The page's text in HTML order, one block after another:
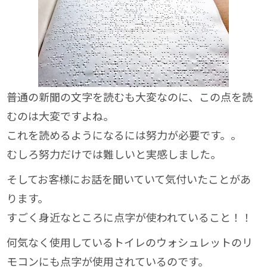
普通の新聞の文字を読むも大変なのに、この点を読
むのは大変ですよね。
これを読めるようになるには努力が必要です。。
むしろ努力だけでは難しいと実感しました。
そしてお客様にお話を聞いていて気付いたことがあ
ります。
すごく身近なところに点字が使われていること！！
何気なく使用しているトイレのウォシュレットのリ
モコンにも点字が使用されているのです。